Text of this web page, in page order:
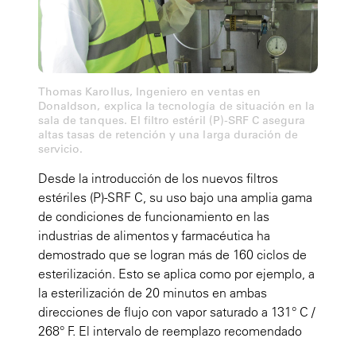
Thomas Karollus, Ingeniero en ventas en
Donaldson, explica la tecnología de situación en la
sala de tanques. El filtro estéril (P)-SRF C asegura
altas tasas de retención y una larga duración de
servicio.
Desde la introducción de los nuevos filtros
estériles (P)-SRF C, su uso bajo una amplia gama
de condiciones de funcionamiento en las
industrias de alimentos y farmacéutica ha
demostrado que se logran más de 160 ciclos de
esterilización. Esto se aplica como por ejemplo, a
la esterilización de 20 minutos en ambas
direcciones de flujo con vapor saturado a 131° C /
268° F. El intervalo de reemplazo recomendado